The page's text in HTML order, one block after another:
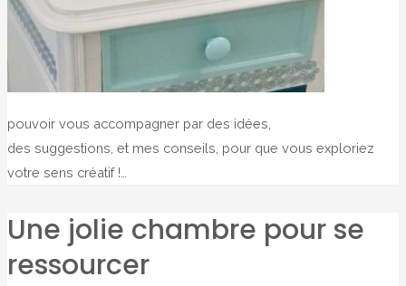
pouvoir vous accompagner par des idées,
des suggestions, et mes conseils, pour que vous exploriez
votre sens créatif !…
Une jolie chambre pour se
ressourcer